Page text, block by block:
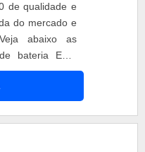
de qualidade e
do mercado e
abaixo as
bateria ECO
e suas
de carga e
de corrente